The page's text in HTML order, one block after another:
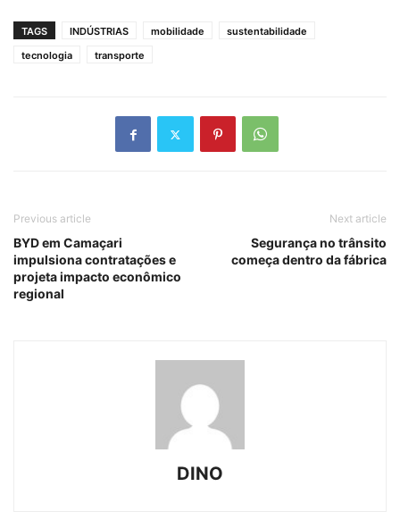
TAGS INDÚSTRIAS mobilidade
sustentabilidade
tecnologia
transporte
Previous article
BYD em Camaçari
impulsiona contratações e
projeta impacto econômico
regional
Next article
Segurança no trânsito
começa dentro da fábrica
DINO